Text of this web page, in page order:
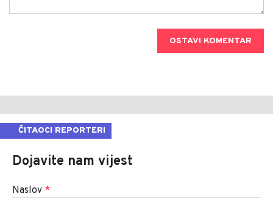
OSTAVI KOMENTAR
ČITAOCI REPORTERI
Dojavite nam vijest
Naslov *